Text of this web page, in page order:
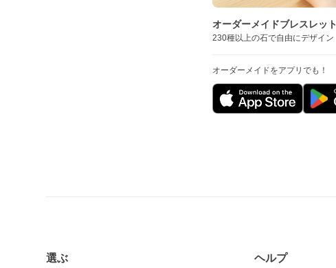
オーダーメイドブレスレット
230種以上の石で自由にデザイン
オーダーメイドをアプリでも！
選ぶ ヘルプ